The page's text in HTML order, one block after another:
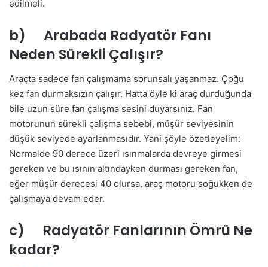
edilmeli.
b) Arabada Radyatör Fanı
Neden Sürekli Çalışır?
Araçta sadece fan çalışmama sorunsalı yaşanmaz. Çoğu
kez fan durmaksızın çalışır. Hatta öyle ki araç durduğunda
bile uzun süre fan çalışma sesini duyarsınız. Fan
motorunun sürekli çalışma sebebi, müşür seviyesinin
düşük seviyede ayarlanmasıdır. Yani şöyle özetleyelim:
Normalde 90 derece üzeri ısınmalarda devreye girmesi
gereken ve bu ısının altındayken durması gereken fan,
eğer müşür derecesi 40 olursa, araç motoru soğukken de
çalışmaya devam eder.
c) Radyatör Fanlarının Ömrü Ne
kadar?